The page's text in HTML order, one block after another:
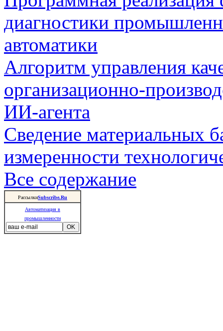
диагностики
автоматики
Алгоритм управления
организационно-
ИИ-агента
Сведение материальных
измеренности
Все содержание
РассылкиSubscribe.Ru
Автоматизация в
промышленности